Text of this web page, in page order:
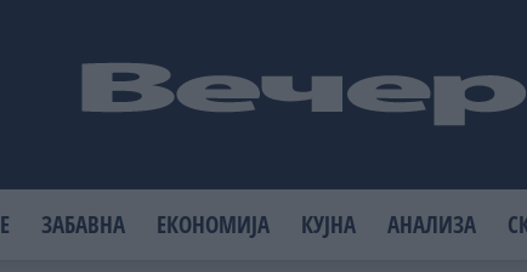
ЗАБАВНА ЕКОНОМИЈА КУЈНА АНАЛИЗА